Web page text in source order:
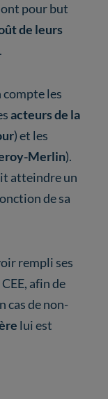
pour but
de leurs
.
les
acteurs de la
) et les
Merlin).
atteindre un
de sa
rempli ses
afin de
cas de non-
lui est